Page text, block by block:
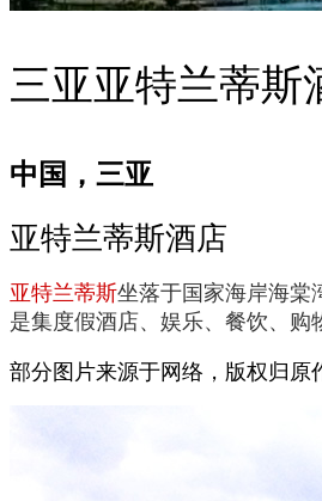
三亚亚特兰蒂斯
中国，三亚
亚特兰蒂斯酒店
亚特兰蒂斯坐落于国家海岸海棠
是集度假酒店、娱乐、餐饮、购
部分图片来源于网络，版权归